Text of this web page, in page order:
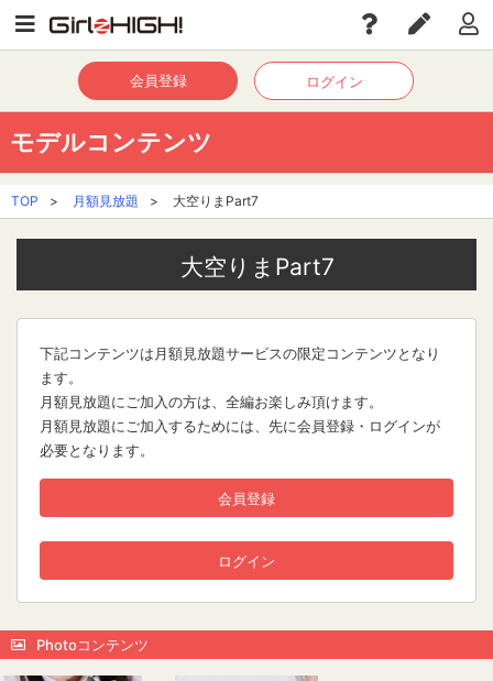
会員登録 ログイン
モデルコンテンツ
TOP > 月額見放題 > 大空りまPart7
大空りまPart7
下記コンテンツは月額見放題サービスの限定コンテンツとなり
ます。
月額見放題にご加入の方は、全編お楽しみ頂けます。
月額見放題にご加入するためには、先に会員登録・ログインが
必要となります。
会員登録
ログイン
Photoコンテンツ